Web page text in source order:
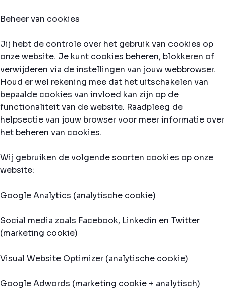
Beheer van cookies
Jij hebt de controle over het gebruik van cookies op
onze website. Je kunt cookies beheren, blokkeren of
verwijderen via de instellingen van jouw webbrowser.
Houd er wel rekening mee dat het uitschakelen van
bepaalde cookies van invloed kan zijn op de
functionaliteit van de website. Raadpleeg de
helpsectie van jouw browser voor meer informatie over
het beheren van cookies.
Wij gebruiken de volgende soorten cookies op onze
website:
Google Analytics (analytische cookie)
Social media zoals Facebook, Linkedin en Twitter
(marketing cookie)
Visual Website Optimizer (analytische cookie)
Google Adwords (marketing cookie + analytisch)